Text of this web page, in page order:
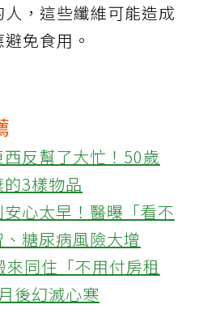
，這些纖維可能造成
免食用。
反幫了大忙！50歲
3樣物品
心太早！醫曝「看不
糖尿病風險大增
同住「不用付房租
後幻滅心寒